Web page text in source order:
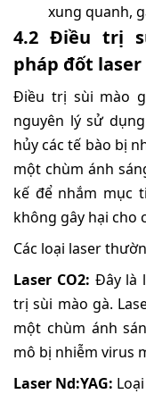
xung quanh,
4.2 Điều trị
pháp đốt laser
Điều trị sùi mào
nguyên lý sử
hủy các tế bào bị
một chùm ánh
kế để nhắm mục
không gây hại cho
Các loại laser
Laser CO2: Đây là
trị sùi mào gà.
một chùm ánh
mô bị nhiễm virus
Laser Nd:YAG: